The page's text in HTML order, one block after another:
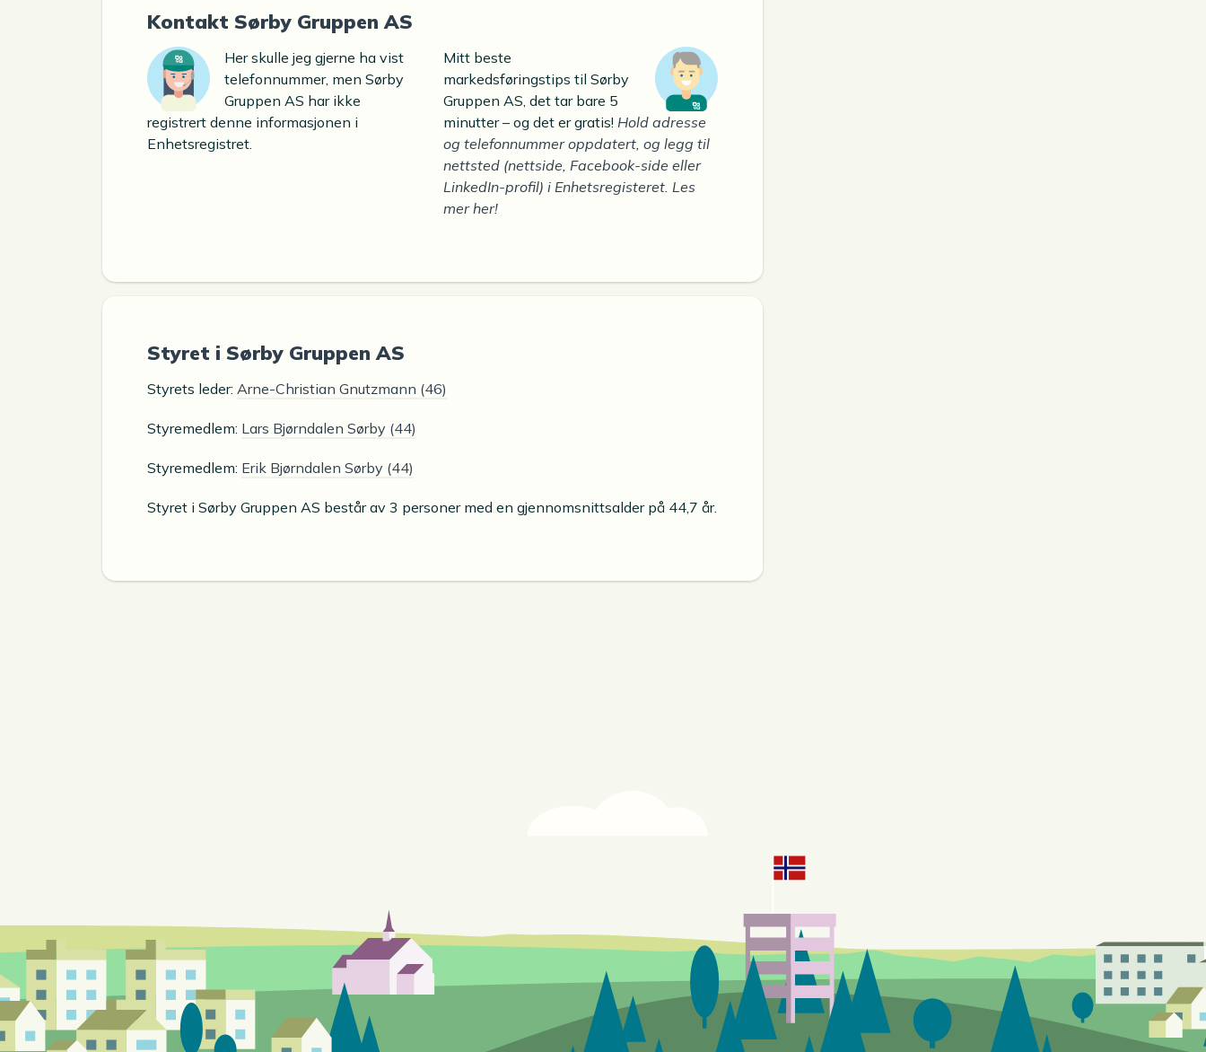
Kontakt Sørby Gruppen AS
Her skulle jeg gjerne ha vist
telefonnummer, men Sørby
Gruppen AS har ikke
registrert denne informasjonen i
Enhetsregistret.
Mitt beste
markedsføringstips til Sørby
Gruppen AS, det tar bare 5
minutter – og det er gratis! Hold adresse
og telefonnummer oppdatert, og legg til
nettsted (nettside, Facebook-side eller
LinkedIn-profil) i Enhetsregisteret. Les
mer her!
Styret i Sørby Gruppen AS
Styrets leder: Arne-Christian Gnutzmann (46)
Styremedlem: Lars Bjørndalen Sørby (44)
Styremedlem: Erik Bjørndalen Sørby (44)
Styret i Sørby Gruppen AS består av 3 personer med en gjennomsnittsalder på 44,7 år.